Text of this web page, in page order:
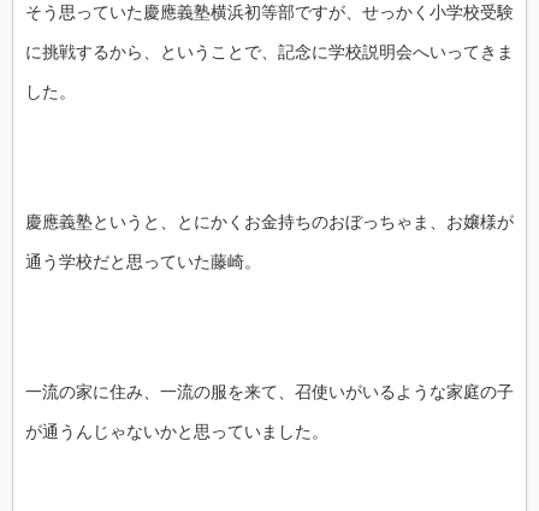
そう思っていた慶應義塾横浜初等部ですが、せっかく小学校受験
に挑戦するから、ということで、記念に学校説明会へいってきま
した。
慶應義塾というと、とにかくお金持ちのおぼっちゃま、お嬢様が
通う学校だと思っていた藤崎。
一流の家に住み、一流の服を来て、召使いがいるような家庭の子
が通うんじゃないかと思っていました。